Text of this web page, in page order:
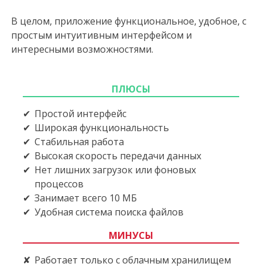
В целом, приложение функциональное, удобное, с
простым интуитивным интерфейсом и
интересными возможностями.
ПЛЮСЫ
Простой интерфейс
Широкая функциональность
Стабильная работа
Высокая скорость передачи данных
Нет лишних загрузок или фоновых
процессов
Занимает всего 10 МБ
Удобная система поиска файлов
МИНУСЫ
Работает только с облачным хранилищем